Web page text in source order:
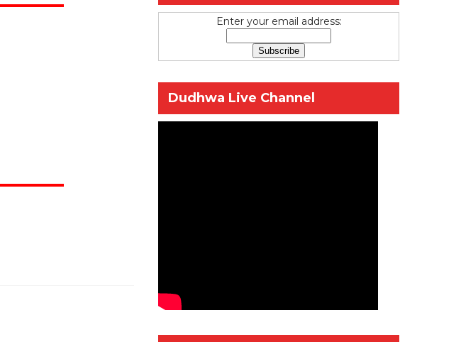
Enter your email address:
Dudhwa Live Channel